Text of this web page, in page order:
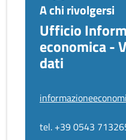
A chi rivolgersi
Ufficio
economica -
dati
tel. +39 0543